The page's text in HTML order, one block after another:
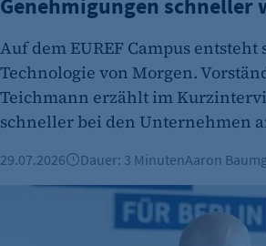
etracker GmbH
Zweck:
Es erlaubt eTracker Cookies zu
Cookie Laufzeit:
480 Tage
etracker Analytics
Name:
isSdEnabled
Genehmigungen schneller
Auf dem EUREF Campus entsteht
Technologie von Morgen.
Teichmann erzählt im
schneller bei den Unternehmen
29.07.2026 Dauer: 3 MinutenAaron
IHK-Präsident im Interview: "Die